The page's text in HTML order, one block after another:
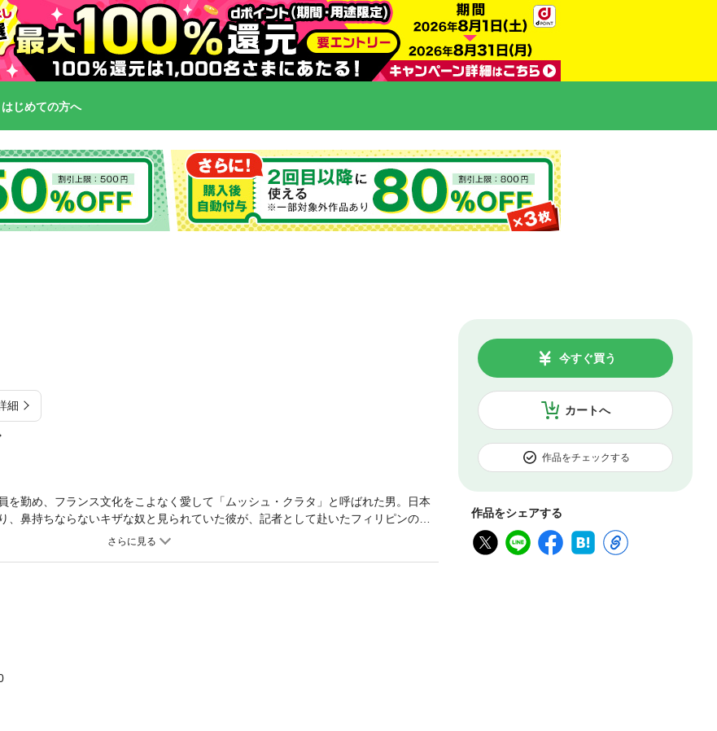
はじめての方へ
細 カートへ
今すぐ買う
作品をチェックする
作品をシェアする
を勤め、フランス文化をこよなく愛して「ムッシュ・クラタ」と呼ばれた男。日本
、鼻持ちならないキザな奴と見られていた彼が、記者として赴いたフィリピンの戦
鮮やかに描いた表題作。ほかに夫婦の絆の裏表を鋭い人間観察で切り取った「晴